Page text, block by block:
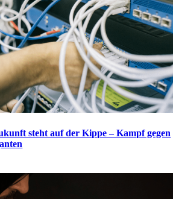
steht auf der Kippe – Kampf gegen